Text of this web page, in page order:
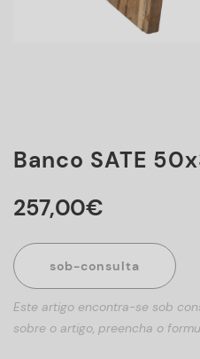
Banco SATE
257,00€
sob-consulta
Este artigo encontra-se sob
sobre o artigo, preencha o